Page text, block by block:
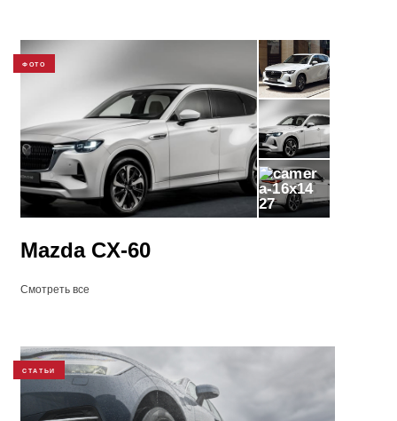
ФОТО
27
Mazda CX-60
Смотреть все
СТАТЬИ